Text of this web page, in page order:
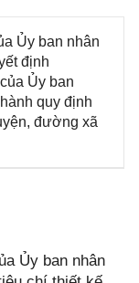
Ủy ban nhân
định
Ủy ban
quy định
đường xã
Ủy ban nhân